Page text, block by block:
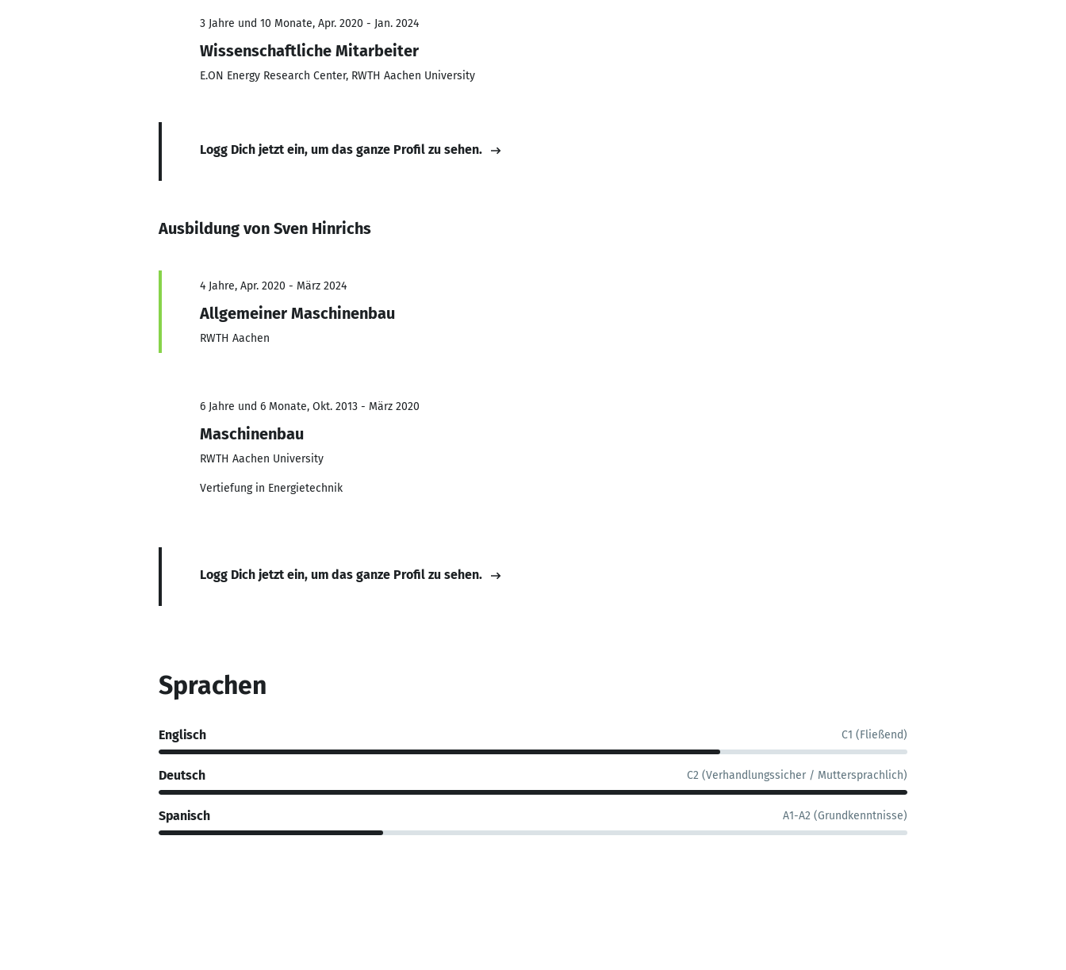
3 Jahre und 10 Monate, Apr. 2020 - Jan. 2024
Wissenschaftliche Mitarbeiter
E.ON Energy Research Center, RWTH Aachen University
Logg Dich jetzt ein, um das ganze Profil zu sehen.
Ausbildung von Sven Hinrichs
4 Jahre, Apr. 2020 - März 2024
Allgemeiner Maschinenbau
RWTH Aachen
6 Jahre und 6 Monate, Okt. 2013 - März 2020
Maschinenbau
RWTH Aachen University
Vertiefung in Energietechnik
Logg Dich jetzt ein, um das ganze Profil zu sehen.
Sprachen
Englisch C1 (Fließend)
Deutsch C2 (Verhandlungssicher / Muttersprachlich)
Spanisch A1-A2 (Grundkenntnisse)